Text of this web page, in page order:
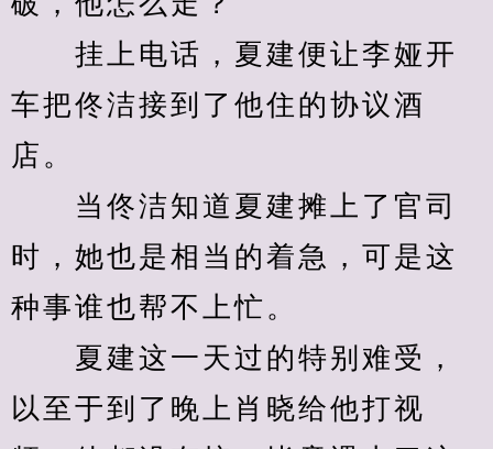
挂上电话，夏建便让李娅开
车把佟洁接到了他住的协议酒
店。
当佟洁知道夏建摊上了官司
时，她也是相当的着急，可是这
种事谁也帮不上忙。
夏建这一天过的特别难受，
以至于到了晚上肖晓给他打视